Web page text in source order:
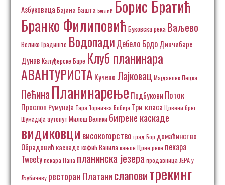
Азбуковица Бајина Башта Богатић Борис Братић
Бранко Филиповић Буковска река Ваљево
Велико Градиште Водопади Дебело БрдоДивчибаре
Дунав Калуђерске Баре Клуб планинара
АВАНТУРИСТА Кучево Лајковац Мајданпек Пецка
Пећина Планинарење ПодбуковиПоток
Прослоп Румунија Тара Торничка Бобија Три класа Црвени брег
Шумадија аутопут Милош Велики бигрене каскаде
видиковци високогорство град Бор домаћинство
Обрадовић каскаде кафић Ванила кањон Црне реке пекара
Tweetyпекара Нана планинска језера продавница ЈЕРА у
Љубичеву ресторан Платанислаповитрекинг